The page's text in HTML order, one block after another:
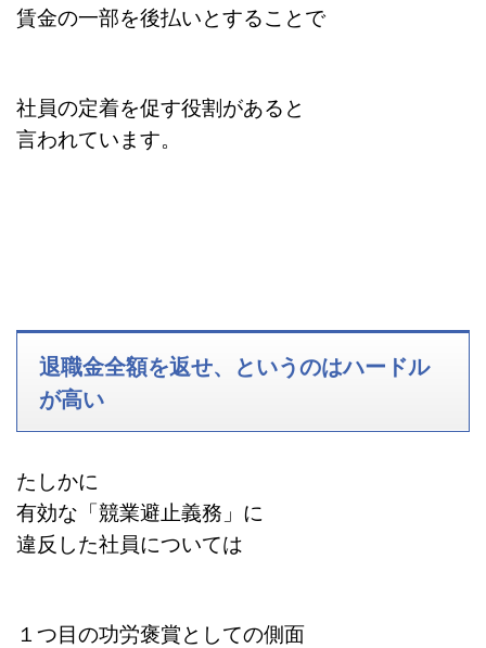
賃金の一部を後払いとすることで
社員の定着を促す役割があると
言われています。
退職金全額を返せ、というのはハードル
が高い
たしかに
有効な「競業避止義務」に
違反した社員については
１つ目の功労褒賞としての側面